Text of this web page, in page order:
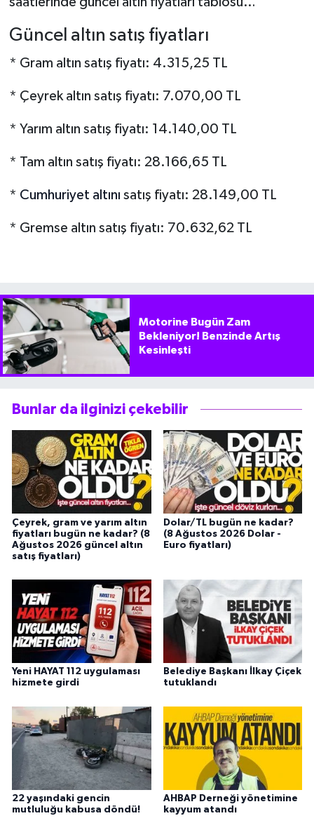
Güncel altın satış fiyatları
* Gram altın satış fiyatı: 4.315,25 TL
* Çeyrek altın satış fiyatı: 7.070,00 TL
* Yarım altın satış fiyatı: 14.140,00 TL
* Tam altın satış fiyatı: 28.166,65 TL
* Cumhuriyet altını satış fiyatı: 28.149,00 TL
* Gremse altın satış fiyatı: 70.632,62 TL
Motorine Bugün Zam
Bekleniyor! Benzinde Artış
Kesinleşti
Bunlar da ilginizi çekebilir
Çeyrek, gram ve yarım altın
fiyatları bugün ne kadar? (8
Ağustos 2026 güncel altın
satış fiyatları)
Dolar/TL bugün ne kadar?
(8 Ağustos 2026 Dolar -
Euro fiyatları)
Yeni HAYAT 112 uygulaması
hizmete girdi
Belediye Başkanı İlkay Çiçek
tutuklandı
22 yaşındaki gencin
mutluluğu kabusa döndü!
AHBAP Derneği yönetimine
kayyum atandı